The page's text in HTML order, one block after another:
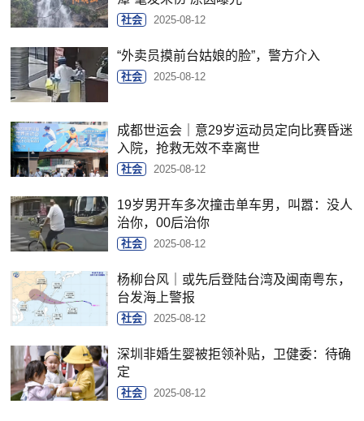
社会 2025-08-12
“外卖员摸前台姑娘的脸”，警方介入
社会 2025-08-12
成都世运会｜意29岁运动员定向比赛昏迷
入院，抢救无效不幸离世
社会 2025-08-12
19岁男开车多次撞击单车男，叫嚣：没人
治你，00后治你
社会 2025-08-12
杨柳台风｜或先后登陆台湾及闽南粤东，
台发海上警报
社会 2025-08-12
深圳非婚生婴被拒领补贴，卫健委：待确
定
社会 2025-08-12